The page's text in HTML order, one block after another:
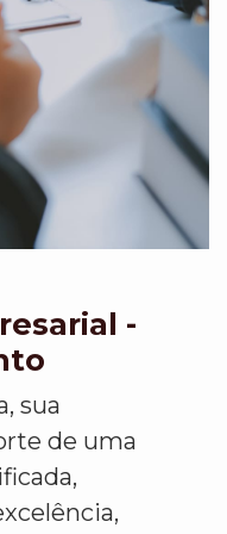
-
sua
de uma